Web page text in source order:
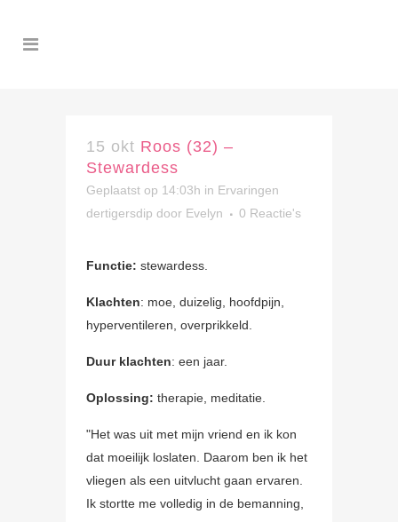
15 okt Roos (32) –
Stewardess
Geplaatst op 14:03h in Ervaringen
dertigersdip door Evelyn 0 Reactie's
Functie: stewardess.
Klachten: moe, duizelig, hoofdpijn,
hyperventileren, overprikkeld.
Duur klachten: een jaar.
Oplossing: therapie, meditatie.
"Het was uit met mijn vriend en ik kon
dat moeilijk loslaten. Daarom ben ik het
vliegen als een uitvlucht gaan ervaren.
Ik stortte me volledig in de bemanning,